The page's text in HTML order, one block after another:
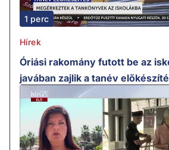
1 perc
Hírek
Óriási rakomány futott be az
javában zajlik a tanév